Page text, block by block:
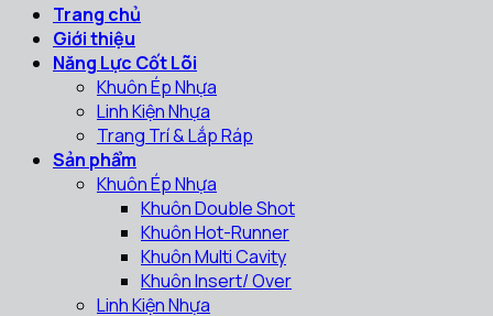
Trang chủ
Giới thiệu
Năng Lực Cốt Lõi
Khuôn Ép Nhựa
Linh Kiện Nhựa
Trang Trí & Lắp Ráp
Sản phẩm
Khuôn Ép Nhựa
Khuôn Double Shot
Khuôn Hot-Runner
Khuôn Multi Cavity
Khuôn Insert/ Over
Linh Kiện Nhựa